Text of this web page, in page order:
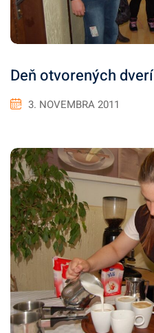
Deň otvorených dverí
3. NOVEMBRA 2011